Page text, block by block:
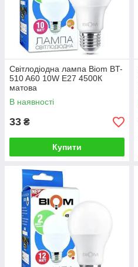
Світлодіодна лампа Biom BT-
510 A60 10W E27 4500К
матова
В наявності
33 ₴
Купити